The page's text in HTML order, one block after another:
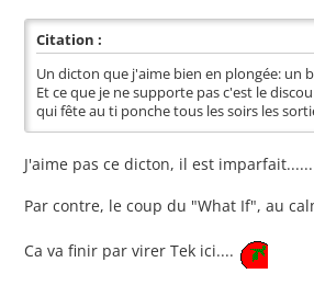
Citation :
Un dicton que j'aime bien en plongée: un
Et ce que je ne supporte pas c'est le
qui fête au ti ponche tous les soirs les
J'aime pas ce dicton, il est
Par contre, le coup du "What If", au
Ca va finir par virer Tek ici....